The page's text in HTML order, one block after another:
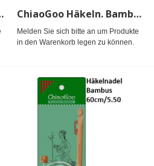
60cm/19.00 ChiaoGoo Häkeln. Bambus Seillänge 60cm/22.00
Melden Sie sich bitte an um Produkte
in den Warenkorb legen zu können.